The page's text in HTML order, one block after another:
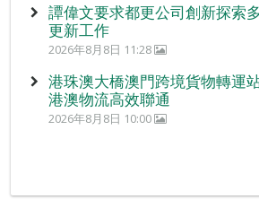
譚偉文要求都更公司創新探索
更新工作
2026年8月8日 11:28
港珠澳大橋澳門跨境貨物轉運
港澳物流高效聯通
2026年8月8日 10:00